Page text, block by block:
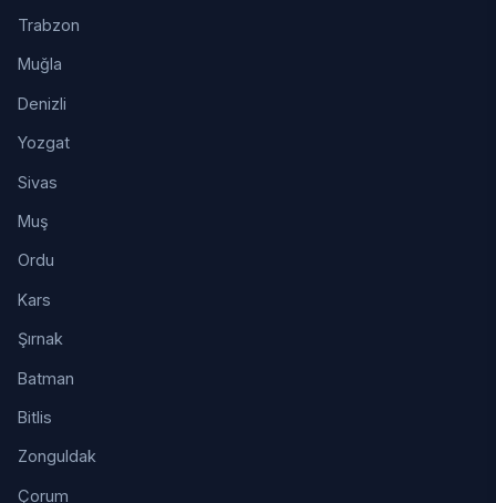
Trabzon
Muğla
Denizli
Yozgat
Sivas
Muş
Ordu
Kars
Şırnak
Batman
Bitlis
Zonguldak
Çorum